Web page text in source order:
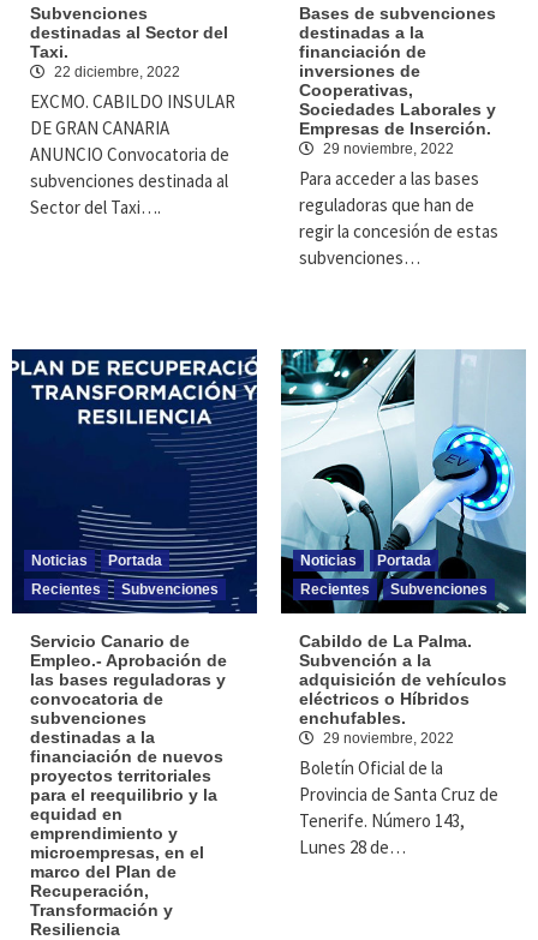
Subvenciones
destinadas al Sector del
Taxi.
22 diciembre, 2022
EXCMO. CABILDO INSULAR
DE GRAN CANARIA
ANUNCIO Convocatoria de
subvenciones destinada al
Sector del Taxi….
Bases de subvenciones
destinadas a la
financiación de
inversiones de
Cooperativas,
Sociedades Laborales y
Empresas de Inserción.
29 noviembre, 2022
Para acceder a las bases
reguladoras que han de
regir la concesión de estas
subvenciones…
Noticias
Portada
Recientes
Subvenciones
Servicio Canario de
Empleo.- Aprobación de
las bases reguladoras y
convocatoria de
subvenciones
destinadas a la
financiación de nuevos
proyectos territoriales
para el reequilibrio y la
equidad en
emprendimiento y
microempresas, en el
marco del Plan de
Recuperación,
Transformación y
Resiliencia
Noticias
Portada
Recientes
Subvenciones
Cabildo de La Palma.
Subvención a la
adquisición de vehículos
eléctricos o Híbridos
enchufables.
29 noviembre, 2022
Boletín Oficial de la
Provincia de Santa Cruz de
Tenerife. Número 143,
Lunes 28 de…